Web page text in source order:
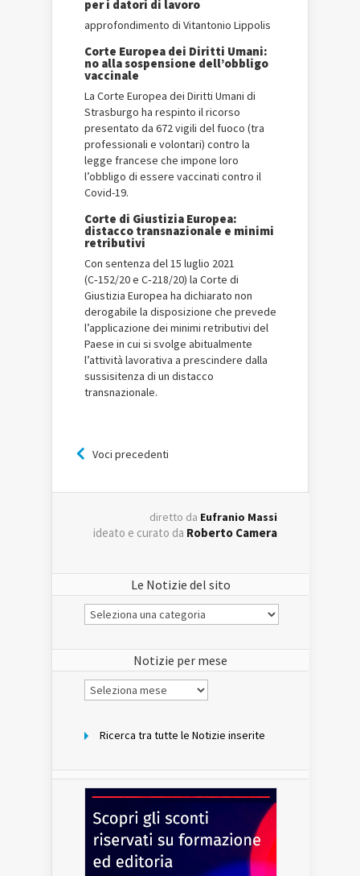
per i datori di lavoro
approfondimento di Vitantonio Lippolis
Corte Europea dei Diritti Umani:
no alla sospensione dell’obbligo
vaccinale
La Corte Europea dei Diritti Umani di
Strasburgo ha respinto il ricorso
presentato da 672 vigili del fuoco (tra
professionali e volontari) contro la
legge francese che impone loro
l’obbligo di essere vaccinati contro il
Covid-19.
Corte di Giustizia Europea:
distacco transnazionale e minimi
retributivi
Con sentenza del 15 luglio 2021
(C‑152/20 e C‑218/20) la Corte di
Giustizia Europea ha dichiarato non
derogabile la disposizione che prevede
l’applicazione dei minimi retributivi del
Paese in cui si svolge abitualmente
l’attività lavorativa a prescindere dalla
sussisitenza di un distacco
transnazionale.
Voci precedenti
diretto da Eufranio Massi
ideato e curato da Roberto Camera
Le Notizie del sito
Le
Notizie
Notizie per mese
Notizie
per
Ricerca tra tutte le Notizie inserite